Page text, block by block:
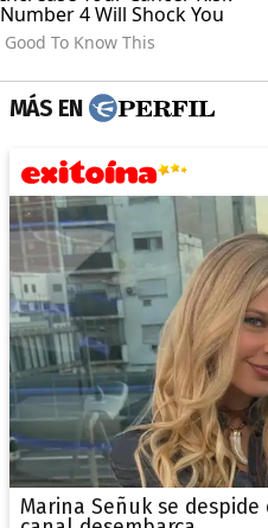
MÁS EN
Marina Señuk se despide